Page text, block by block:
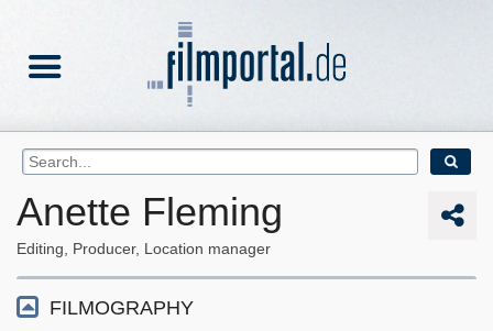
Anette Fleming
Editing, Producer, Location manager
FILMOGRAPHY